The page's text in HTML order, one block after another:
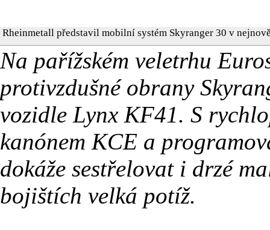
Rheinmetall představil mobilní systém Skyranger 30 v
Na pařížském veletrhu
protivzdušné obrany
vozidle Lynx KF41. S
kanónem KCE a
dokáže sestřelovat i drzé
bojištích velká potíž.